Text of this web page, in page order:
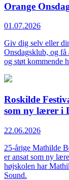
Orange
01.07.2026
Giv dig selv eller
Onsdagsklub, og få
og støt kommende
Roskilde
som ny lærer i
22.06.2026
25-årige Mathilde
er ansat som ny
højskolen har
Sound.